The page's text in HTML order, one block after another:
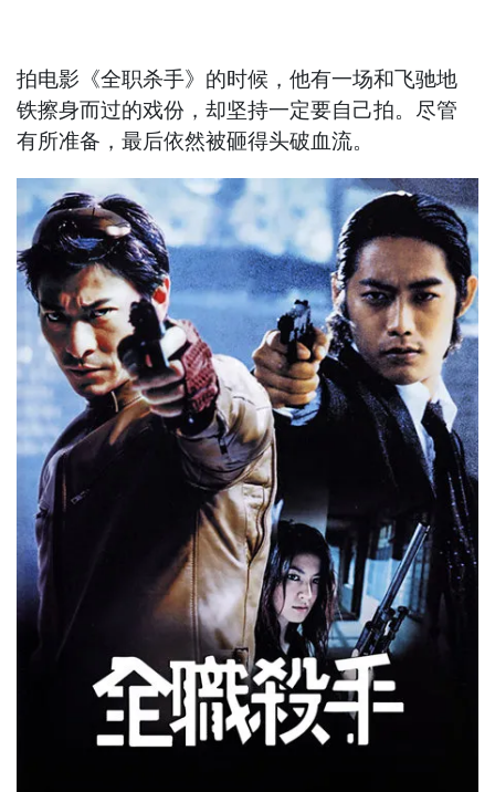
拍电影《全职杀手》的时候，他有一场和飞驰地
铁擦身而过的戏份，却坚持一定要自己拍。尽管
有所准备，最后依然被砸得头破血流。